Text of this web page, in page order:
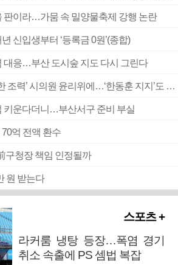
판이라…가뭄 속 밀양물축제 강행 논란
신입생부터 ‘등록금 0원’(종합)
대응…부산 도시숲 지도 다시 그린다
■ 국힘 부산시당, ‘정이한 조력’ 시의원 윤리위에…‘한동훈 지지’도 신고접수
키운다더니…부산서구 준비 부실
억 전액 환수
구청장 책임 인정될까
원 받는다
스포츠 +
라커룸 냉탕 등장…폭염 경기
취소 속출에 PS 셈법 복잡